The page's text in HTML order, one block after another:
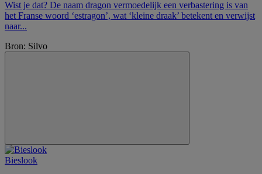
Wist je dat? De naam dragon vermoedelijk een verbastering is van
het Franse woord ‘estragon’, wat ‘kleine draak’ betekent en verwijst
naar...
Bron: Silvo
Bieslook